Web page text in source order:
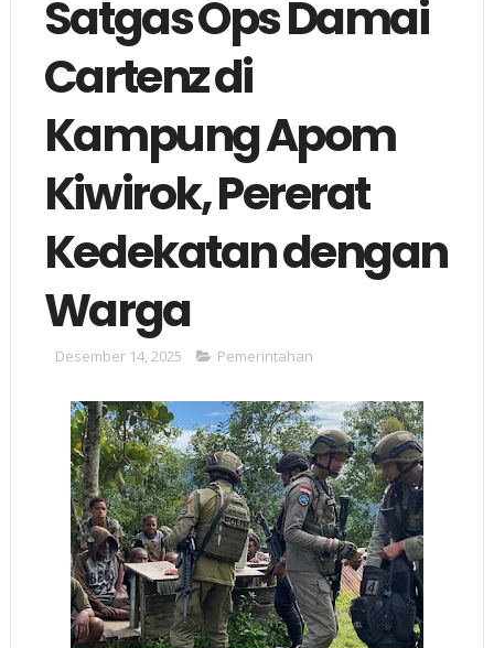
Satgas Ops Damai
Cartenz di
Kampung Apom
Kiwirok, Pererat
Kedekatan dengan
Warga
Desember 14, 2025 Pemerintahan